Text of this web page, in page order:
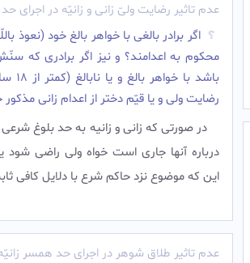
عدم تاثیر رضایت ولیّ زانى و زانیّه در اجرای حد
اگر برادر بالغى با خواهر بالغ خود (نعوذ
باشد
رضایت ولى و یا قیّم دختر از اعدام زانى
در صورتى که زانى و زانیه به حد بلوغ
درباره آنها جارى است خواه ولى راضى شود
این که موضوع نزد حاکم شرع با دلایل کافى
عدم تاثیر طلاق شوهر در اجرای حد همسر